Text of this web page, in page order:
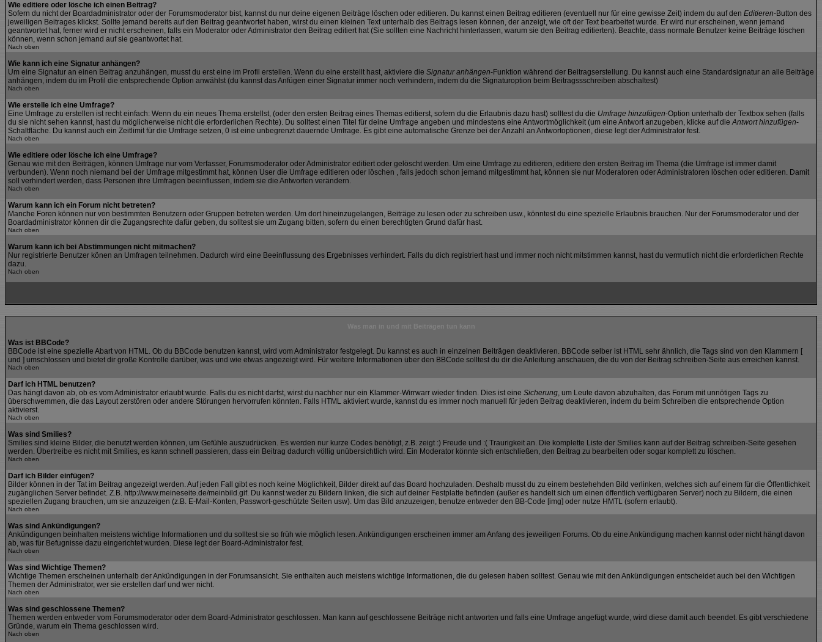
Wie editiere oder lösche ich einen Beitrag?
Sofern du nicht der Boardadministrator oder der Forumsmoderator bist, kannst du nur deine eigenen Beiträge löschen oder editieren. Du kannst einen Beitrag editieren (eventuell nur für eine gewisse Zeit) indem du auf den Editieren-Button des
jeweiligen Beitrages klickst. Sollte jemand bereits auf den Beitrag geantwortet haben, wirst du einen kleinen Text unterhalb des Beitrags lesen können, der anzeigt, wie oft der Text bearbeitet wurde. Er wird nur erscheinen, wenn jemand
geantwortet hat, ferner wird er nicht erscheinen, falls ein Moderator oder Administrator den Beitrag editiert hat (Sie sollten eine Nachricht hinterlassen, warum sie den Beitrag editierten). Beachte, dass normale Benutzer keine Beiträge löschen
können, wenn schon jemand auf sie geantwortet hat.
Nach oben
Wie kann ich eine Signatur anhängen?
Um eine Signatur an einen Beitrag anzuhängen, musst du erst eine im Profil erstellen. Wenn du eine erstellt hast, aktiviere die Signatur anhängen-Funktion während der Beitragserstellung. Du kannst auch eine Standardsignatur an alle Beiträge
anhängen, indem du im Profil die entsprechende Option anwählst (du kannst das Anfügen einer Signatur immer noch verhindern, indem du die Signaturoption beim Beitragssschreiben abschaltest)
Nach oben
Wie erstelle ich eine Umfrage?
Eine Umfrage zu erstellen ist recht einfach: Wenn du ein neues Thema erstellst, (oder den ersten Beitrag eines Themas editierst, sofern du die Erlaubnis dazu hast) solltest du die Umfrage hinzufügen-Option unterhalb der Textbox sehen (falls
du sie nicht sehen kannst, hast du möglicherweise nicht die erforderlichen Rechte). Du solltest einen Titel für deine Umfrage angeben und mindestens eine Antwortmöglichkeit (um eine Antwort anzugeben, klicke auf dieAntwort hinzufügen-
Schaltfläche. Du kannst auch ein Zeitlimit für die Umfrage setzen, 0 ist eine unbegrenzt dauernde Umfrage. Es gibt eine automatische Grenze bei der Anzahl an Antwortoptionen, diese legt der Administrator fest.
Nach oben
Wie editiere oder lösche ich eine Umfrage?
Genau wie mit den Beiträgen, können Umfrage nur vom Verfasser, Forumsmoderator oder Administrator editiert oder gelöscht werden. Um eine Umfrage zu editieren, editiere den ersten Beitrag im Thema (die Umfrage ist immer damit
verbunden). Wenn noch niemand bei der Umfrage mitgestimmt hat, können User die Umfrage editieren oder löschen , falls jedoch schon jemand mitgestimmt hat, können sie nur Moderatoren oder Administratoren löschen oder editieren. Damit
soll verhindert werden, dass Personen ihre Umfragen beeinflussen, indem sie die Antworten verändern.
Nach oben
Warum kann ich ein Forum nicht betreten?
Manche Foren können nur von bestimmten Benutzern oder Gruppen betreten werden. Um dort hineinzugelangen, Beiträge zu lesen oder zu schreiben usw., könntest du eine spezielle Erlaubnis brauchen. Nur der Forumsmoderator und der
Boardadministrator können dir die Zugangsrechte dafür geben, du solltest sie um Zugang bitten, sofern du einen berechtigten Grund dafür hast.
Nach oben
Warum kann ich bei Abstimmungen nicht mitmachen?
Nur registrierte Benutzer könen an Umfragen teilnehmen. Dadurch wird eine Beeinflussung des Ergebnisses verhindert. Falls du dich registriert hast und immer noch nicht mitstimmen kannst, hast du vermutlich nicht die erforderlichen Rechte
dazu.
Nach oben
Was ist BBCode?
BBCode ist eine spezielle Abart von HTML. Ob du BBCode benutzen kannst, wird vom Administrator festgelegt. Du kannst es auch in einzelnen Beiträgen deaktivieren. BBCode selber ist HTML sehr ähnlich, die Tags sind von den Klammern [
und ] umschlossen und bietet dir große Kontrolle darüber, was und wie etwas angezeigt wird. Für weitere Informationen über den BBCode solltest du dir die Anleitung anschauen, die du von der Beitrag schreiben-Seite aus erreichen kannst.
Nach oben
Darf ich HTML benutzen?
Das hängt davon ab, ob es vom Administrator erlaubt wurde. Falls du es nicht darfst, wirst du nachher nur ein Klammer-Wirrwarr wieder finden. Dies ist eine Sicherung, um Leute davon abzuhalten, das Forum mit unnötigen Tags zu
überschwemmen, die das Layout zerstören oder andere Störungen hervorrufen könnten. Falls HTML aktiviert wurde, kannst du es immer noch manuell für jeden Beitrag deaktivieren, indem du beim Schreiben die entsprechende Option
aktivierst.
Nach oben
Was sind Smilies?
Smilies sind kleine Bilder, die benutzt werden können, um Gefühle auszudrücken. Es werden nur kurze Codes benötigt, z.B. zeigt :) Freude und :( Traurigkeit an. Die komplette Liste der Smilies kann auf der Beitrag schreiben-Seite gesehen
werden. Übertreibe es nicht mit Smilies, es kann schnell passieren, dass ein Beitrag dadurch völlig unübersichtlich wird. Ein Moderator könnte sich entschließen, den Beitrag zu bearbeiten oder sogar komplett zu löschen.
Nach oben
Darf ich Bilder einfügen?
Bilder können in der Tat im Beitrag angezeigt werden. Auf jeden Fall gibt es noch keine Möglichkeit, Bilder direkt auf das Board hochzuladen. Deshalb musst du zu einem bestehehden Bild verlinken, welches sich auf einem für die Öffentlichkeit
zugänglichen Server befindet. Z.B. http://www.meineseite.de/meinbild.gif. Du kannst weder zu Bildern linken, die sich auf deiner Festplatte befinden (außer es handelt sich um einen öffentlich verfügbaren Server) noch zu Bildern, die einen
speziellen Zugang brauchen, um sie anzuzeigen (z.B. E-Mail-Konten, Passwort-geschützte Seiten usw). Um das Bild anzuzeigen, benutze entweder den BB-Code [img] oder nutze HMTL (sofern erlaubt).
Nach oben
Was sind Ankündigungen?
Ankündigungen beinhalten meistens wichtige Informationen und du solltest sie so früh wie möglich lesen. Ankündigungen erscheinen immer am Anfang des jeweiligen Forums. Ob du eine Ankündigung machen kannst oder nicht hängt davon
ab, was für Befugnisse dazu eingerichtet wurden. Diese legt der Board-Administrator fest.
Nach oben
Was sind Wichtige Themen?
Wichtige Themen erscheinen unterhalb der Ankündigungen in der Forumsansicht. Sie enthalten auch meistens wichtige Informationen, die du gelesen haben solltest. Genau wie mit den Ankündigungen entscheidet auch bei den Wichtigen
Themen der Administrator, wer sie erstellen darf und wer nicht.
Nach oben
Was sind geschlossene Themen?
Themen werden entweder vom Forumsmoderator oder dem Board-Administrator geschlossen. Man kann auf geschlossene Beiträge nicht antworten und falls eine Umfrage angefügt wurde, wird diese damit auch beendet. Es gibt verschiedene
Gründe, warum ein Thema geschlossen wird.
Nach oben